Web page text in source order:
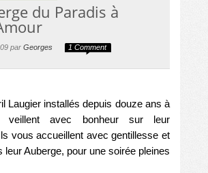
du Paradis à
par Georges 1 Comment
Laugier installés depuis douze ans à
veillent avec bonheur sur leur
vous accueillent avec gentillesse et
leur Auberge, pour une soirée pleines